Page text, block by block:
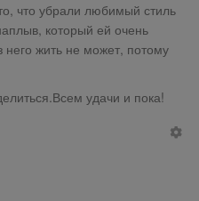
что убрали любимый стиль
который ей очень
него жить не может, потому
удачи и пока!